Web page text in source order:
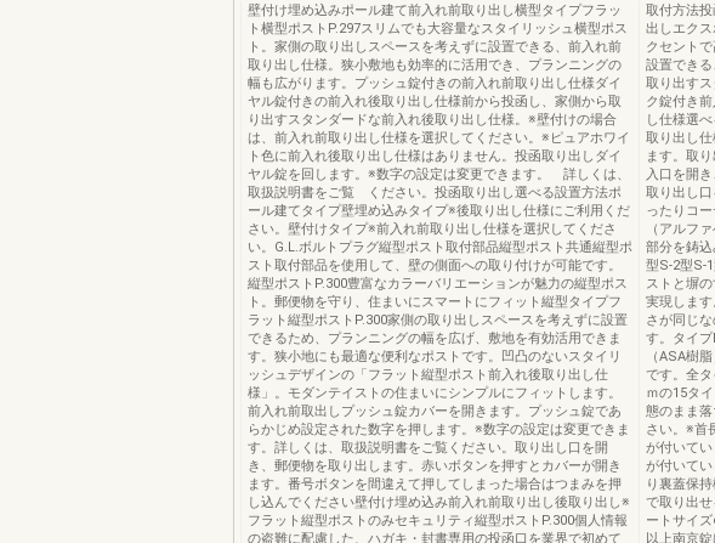
壁付け埋め込みポール建て前入れ前取り出し横型タイプフラッ
ト横型ポストP.297スリムでも大容量なスタイリッシュ横型ポス
ト。家側の取り出しスペースを考えずに設置できる、前入れ前
取り出し仕様。狭小敷地も効率的に活用でき、プランニングの
幅も広がります。プッシュ錠付きの前入れ前取り出し仕様ダイ
ヤル錠付きの前入れ後取り出し仕様前から投函し、家側から取
り出すスタンダードな前入れ後取り出し仕様。※壁付けの場合
は、前入れ前取り出し仕様を選択してください。※ピュアホワイ
ト色に前入れ後取り出し仕様はありません。投函取り出しダイ
ヤル錠を回します。※数字の設定は変更できます。 詳しくは、
取扱説明書をご覧 ください。投函取り出し選べる設置方法ポ
ール建てタイプ壁埋め込みタイプ※後取り出し仕様にご利用くだ
さい。壁付けタイプ※前入れ前取り出し仕様を選択してくださ
い。G.L.ボルトプラグ縦型ポスト取付部品縦型ポスト共通縦型ポ
スト取付部品を使用して、壁の側面への取り付けが可能です。
縦型ポストP.300豊富なカラーバリエーションが魅力の縦型ポス
ト。郵便物を守り、住まいにスマートにフィット縦型タイプフ
ラット縦型ポストP.300家側の取り出しスペースを考えずに設置
できるため、プランニングの幅を広げ、敷地を有効活用できま
す。狭小地にも最適な便利なポストです。凹凸のないスタイリ
ッシュデザインの「フラット縦型ポスト前入れ後取り出し仕
様」。モダンテイストの住まいにシンプルにフィットします。
前入れ前取出しプッシュ錠カバーを開きます。プッシュ錠であ
らかじめ設定された数字を押します。※数字の設定は変更できま
す。詳しくは、取扱説明書をご覧ください。取り出し口を開
き、郵便物を取り出します。赤いボタンを押すとカバーが開き
ます。番号ボタンを間違えて押してしまった場合はつまみを押
し込んでください壁付け埋め込み前入れ前取り出し後取り出し※
フラット縦型ポストのみセキュリティ縦型ポストP.300個人情報
の盗難に配慮した、ハガキ・封書専用の投函口を業界で初めて
取付方法
出しエク
クセント
設置でき
取り出す
ク錠付き
し仕様選
取り出し
ます。取
入口を開
取り出し
ったりコ
（アルフ
部分を鋳
型S-2型S-
ストと塀
実現しま
さが同じ
す。タイ
（ASA樹
です。全
ｍの15タ
態のまま
さい。※首
が付いて
が付いて
り裏蓋保
で取り出
ートサイ
以上南京